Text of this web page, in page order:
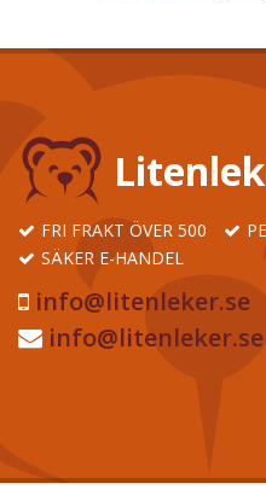
FRI FRAKT ÖVER 500
SÄKER E-HANDEL
info@litenleker.se
info@litenleker.se